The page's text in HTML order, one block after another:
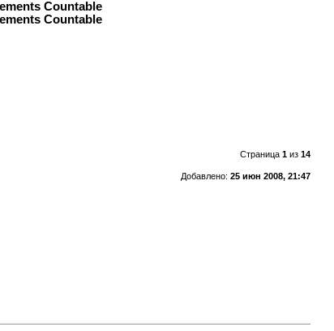
Countable
Countable
Страница 1из 14
Добавлено: 25 июн 2008, 21:47